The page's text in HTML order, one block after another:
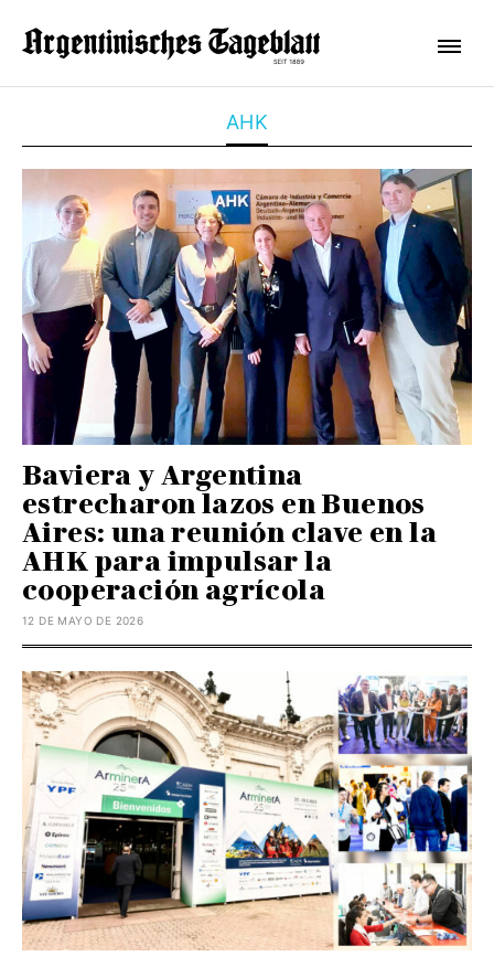
AHK
Baviera y Argentina
estrecharon lazos en Buenos
Aires: una reunión clave en la
AHK para impulsar la
cooperación agrícola
12 DE MAYO DE 2026